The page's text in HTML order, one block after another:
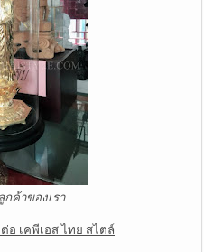
กค้าของเรา
อ เคพีเอส ไทย สไตล์